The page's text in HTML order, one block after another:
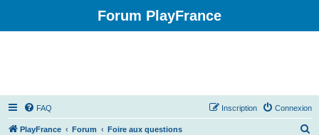
Forum PlayFrance
FAQ Connexion
Inscription
PlayFrance Forum Foire aux questions